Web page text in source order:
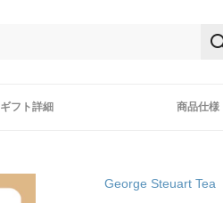
ギフト詳細 商品仕様
George Steuart Tea